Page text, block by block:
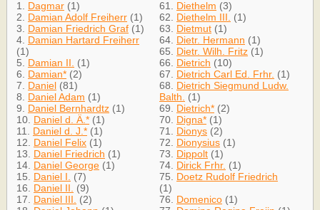
1. Dagmar (1)
2. Damian Adolf Freiherr (1)
3. Damian Friedrich Graf (1)
4. Damian Hartard Freiherr
(1)
5. Damian II.
(1)
6. Damian* (2)
7. Daniel (81)
8. Daniel Adam (1)
9. Daniel Bernhardtz (1)
10. Daniel d. Ä.* (1)
11. Daniel d. J.* (1)
12. Daniel Felix (1)
13. Daniel Friedrich (1)
14. Daniel George (1)
15. Daniel I.
(7)
16. Daniel II.
(9)
17. Daniel III.
(2)
61. Diethelm (3)
62. Diethelm III.
(1)
63. Dietmut (1)
64. Dietr. Hermann (1)
65. Dietr. Wilh. Fritz (1)
66. Dietrich (10)
67. Dietrich Carl Ed. Frhr. (1)
68. Dietrich Siegmund Ludw.
Balth.
(1)
69. Dietrich* (2)
70. Digna* (1)
71. Dionys (2)
72. Dionysius (1)
73. Dippolt (1)
74. Dirick Frhr. (1)
75. Doetz Rudolf Friedrich
(1)
76. Domenico (1)